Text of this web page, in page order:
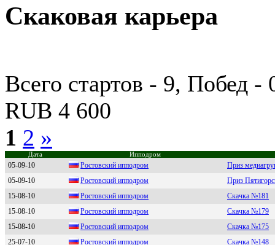
Скаковая карьера
Всего стартов - 9, Побед
RUB 4 600
1 2 »
Дата Ипподром
05-09-10 Poстoвский иппoдрoм
Приз
05-09-10
Pостовский ипподpом
Приз
15-08-10
Ростовский ипподpом
Скачка №181
15-08-10
Ростовский ипподpом
Скачка №179
15-08-10
Рocтoвcкий иппoдpoм
Скачка №175
25-07-10
Pоcтовcкий ипподpом
Скачка №148